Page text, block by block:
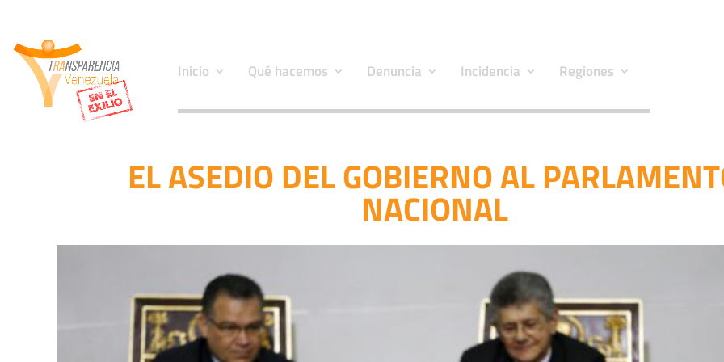
Inicio Qué hacemos Denuncia Incidencia Regiones
EL ASEDIO DEL GOBIERNO AL
NACIONAL